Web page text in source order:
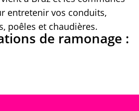
entretenir vos conduits,
poêles et chaudières.
de ramonage :